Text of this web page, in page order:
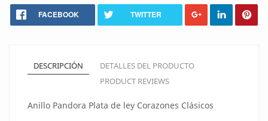
FACEBOOK TWITTER
DESCRIPCIÓN
DETALLES DEL PRODUCTO
PRODUCT REVIEWS
Anillo Pandora Plata de ley Corazones Clásicos